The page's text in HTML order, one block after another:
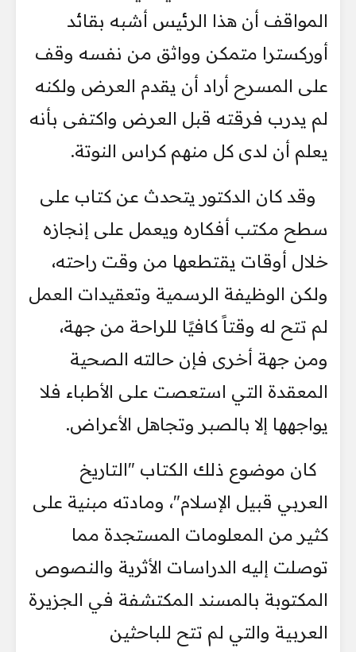
المواقف أن هذا الرئيس أشبه بقائد
أوركسترا متمكن وواثق من نفسه وقف
على المسرح أراد أن يقدم العرض ولكنه
لم يدرب فرقته قبل العرض واكتفى بأنه
يعلم أن لدى كل منهم كراس النوتة.
وقد كان الدكتور يتحدث عن كتاب على
سطح مكتب أفكاره ويعمل على إنجازه
خلال أوقات يقتطعها من وقت راحته،
ولكن الوظيفة الرسمية وتعقيدات العمل
لم تتح له وقتاً كافيًا للراحة من جهة،
ومن جهة أخرى فإن حالته الصحية
المعقدة التي استعصت على الأطباء فلا
يواجهها إلا بالصبر وتجاهل الأعراض.
كان موضوع ذلك الكتاب "التاريخ
العربي قبيل الإسلام"، ومادته مبنية على
كثير من المعلومات المستجدة مما
توصلت إليه الدراسات الأثرية والنصوص
المكتوبة بالمسند المكتشفة في الجزيرة
العربية والتي لم تتح للباحثين